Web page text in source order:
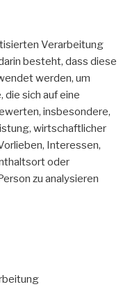
Verarbeitung
besteht, dass diese
werden, um
sich auf eine
insbesondere,
wirtschaftlicher
Interessen,
oder
zu analysieren